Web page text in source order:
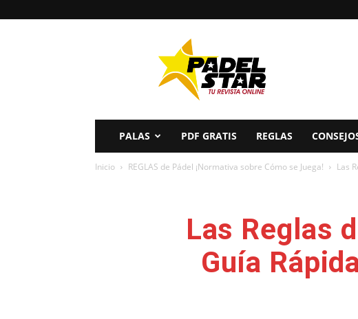
PADELSTAR
PALAS PDF GRATIS REGLAS
Inicio REGLAS de Pádel ¡Normativa sobre Cómo se Juega! Las
Las Reglas
Guía